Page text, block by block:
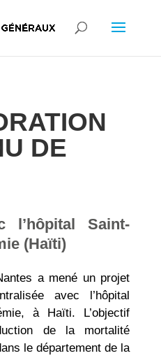
DE
l’hôpital Saint-
(Haïti)
a mené un projet
avec l’hôpital
à Haïti. L’objectif
de la mortalité
le département de la